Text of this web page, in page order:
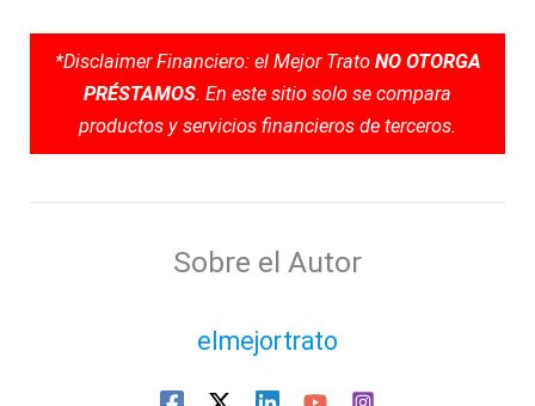
*Disclaimer Financiero: el Mejor Trato NO OTORGA
PRÉSTAMOS. En este sitio solo se compara
productos y servicios financieros de terceros.
Sobre el Autor
elmejortrato